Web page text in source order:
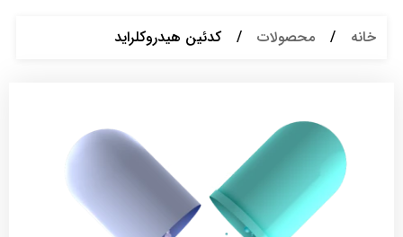
خانه / محصولات / کدئین هیدروکلراید